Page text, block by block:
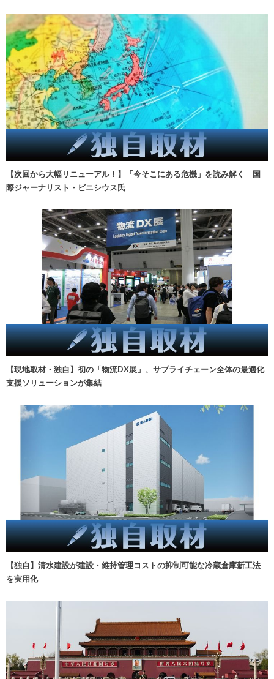
【次回から大幅リニューアル！】「今そこにある危機」を読み解く 国
際ジャーナリスト・ビニシウス氏
【現地取材・独自】初の「物流DX展」、サプライチェーン全体の最適化
支援ソリューションが集結
【独自】清水建設が建設・維持管理コストの抑制可能な冷蔵倉庫新工法
を実用化